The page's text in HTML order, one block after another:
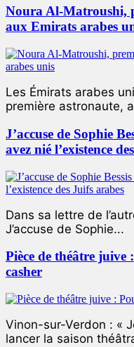
Noura Al-Matroushi,
aux Emirats arabes
Les Émirats arabes
première astronaute,
J’accuse de Sophie
avez nié l’existence
Dans sa lettre de
J’accuse de Sophie...
Pièce de théâtre
casher
Vinon-sur-Verdon : «
lancer la saison